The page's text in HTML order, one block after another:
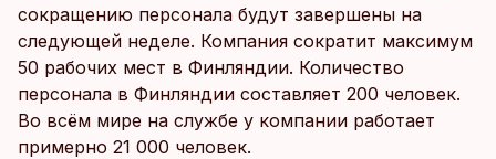
сокращению персонала будут завершены на
следующей неделе. Компания сократит максимум
50 рабочих мест в Финляндии. Количество
персонала в Финляндии составляет 200 человек.
Во всём мире на службе у компании работает
примерно 21 000 человек.